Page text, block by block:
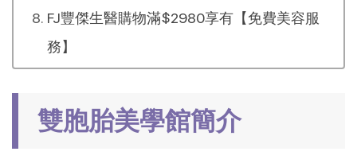
FJ豐傑生醫購物滿$2980享有【免費美容服
務】
雙胞胎美學館簡介